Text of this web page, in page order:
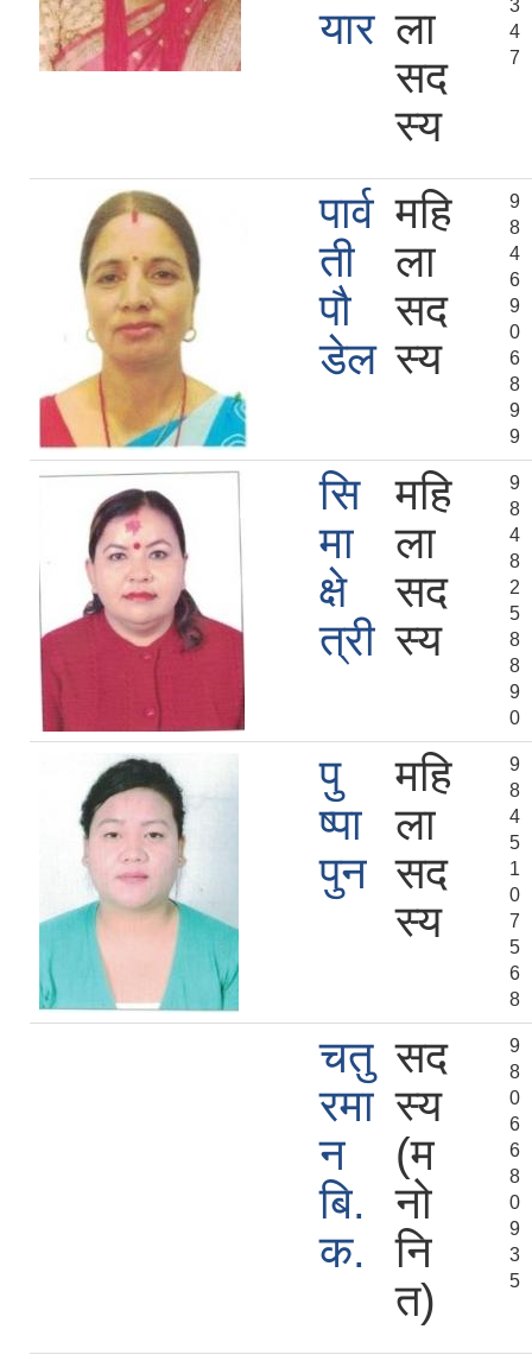
यार ला
सद
स्य
3
4
7
पार्व
ती
पौ
डेल
महि
ला
सद
स्य
9
8
4
6
9
0
6
8
9
9
सि
मा
क्षे
त्री
महि
ला
सद
स्य
9
8
4
8
2
5
8
8
9
0
पु
ष्पा
पुन
महि
ला
सद
स्य
9
8
4
5
1
0
7
5
6
8
चतु
रमा
न
बि.
क.
सद
स्य
(म
नो
नि
त)
9
8
0
6
6
8
0
9
3
5